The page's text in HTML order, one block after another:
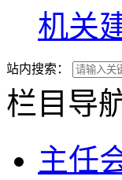
机关
站内搜索：
栏目导
主任